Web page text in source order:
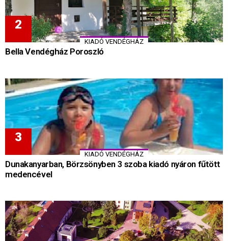
KIADÓ VENDÉGHÁZ
Bella Vendégház Poroszló
KIADÓ VENDÉGHÁZ
Dunakanyarban, Börzsönyben 3 szoba kiadó nyáron fűtött
medencével